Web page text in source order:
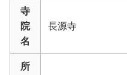
寺
院
名
長源寺
所